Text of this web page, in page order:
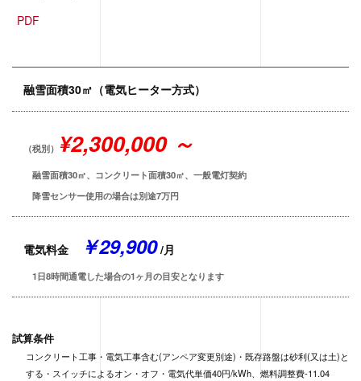
PDF
融雪面積30㎡（電気ヒーター方式）
（税別） ¥2,300,000 ～
融雪面積30㎡、コンクリート面積30㎡、一般電灯契約
降雪センサー使用の場合は別途7万円
電気料金 ￥29,900/月
1日8時間通電した場合の1ヶ月の目安となります
試算条件
コンクリート工事・電気工事含む(アンペア変更別途)・既存路盤は砂利(又は土)と
する・スイッチによるオン・オフ・電気代単価40円/kWh、燃料調整費-11.04